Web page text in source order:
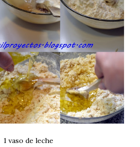
1 vaso de leche